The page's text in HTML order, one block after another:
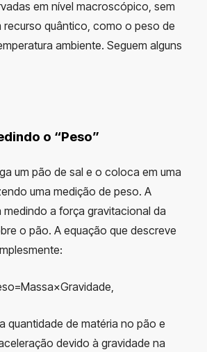
em nível macroscópico, sem
recurso quântico, como o peso de
ambiente. Seguem alguns
o “Peso”
um pão de sal e o coloca em uma
uma medição de peso. A
a força gravitacional da
o pão. A equação que descreve
quantidade de matéria no pão e
devido à gravidade na